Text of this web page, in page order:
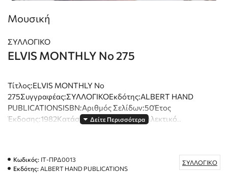
Μουσική
ΣΥΛΛΟΓΙΚΟ
ELVIS MONTHLY Νο 275
Τίτλος:ELVIS MONTHLY Νο
275Συγγραφέας:ΣΥΛΛΟΓΙΚΟΕκδότης:ALBERT HAND
PUBLICATIONSISBN:Αριθμός Σελίδων:50Έτος
Έκδοσης:1982Κατάσταση:Πολύ καλή,Συλλεκτικό..
Κωδικός: ΙΤ-ΠΡΔ0013
Εκδότης: ALBERT HAND PUBLICATIONS
ΣΥΛΛΟΓΙΚΟ